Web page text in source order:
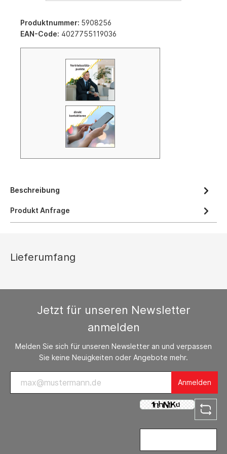
Produktnummer: 5908256
EAN-Code: 4027755119036
Beschreibung
Produkt Anfrage
Lieferumfang
Jetzt für unseren Newsletter
anmelden
Melden Sie sich für unseren Newsletter an und verpassen
Sie keine Neuigkeiten oder Angebote mehr.
Anmelden